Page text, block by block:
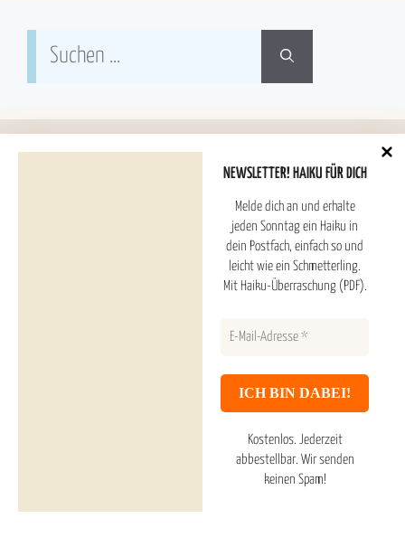
NEWSLETTER! HAIKU FÜR DICH
Melde dich an und erhalte
jeden Sonntag ein Haiku in
dein Postfach, einfach so und
leicht wie ein Schmetterling.
Mit Haiku-Überraschung (PDF).
Kostenlos. Jederzeit
abbestellbar. Wir senden
keinen Spam!
Suchen
nach:
Haiku Überraschung (PDF) und Newsletter